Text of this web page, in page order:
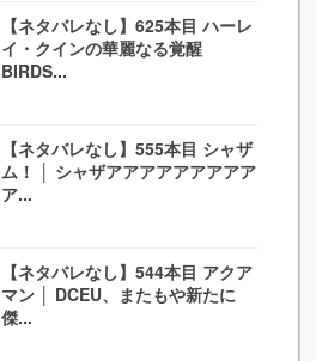
【ネタバレなし】625本目 ハーレ
イ・クインの華麗なる覚醒
BIRDS...
【ネタバレなし】555本目 シャザ
ム！ │ シャザアアアアアアアアア
ア...
【ネタバレなし】544本目 アクア
マン │ DCEU、またもや新たに
傑...